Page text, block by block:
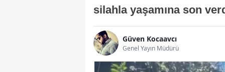
silahla yaşamına son
Güven Kocaavcı
Genel Yayın Müdürü